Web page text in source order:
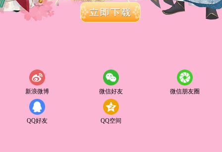
新浪微博 微信好友 微信朋友圈
QQ好友 QQ空间